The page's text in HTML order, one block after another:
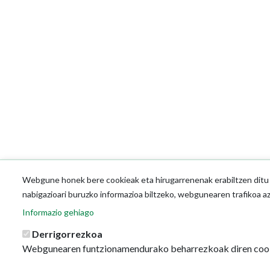
Webgune honek bere cookieak eta hirugarrenenak erabiltzen
nabigazioari buruzko informazioa biltzeko, webgunearen trafikoa
Informazio gehiago
Derrigorrezkoa
Webgunearen funtzionamendurako beharrezkoak diren